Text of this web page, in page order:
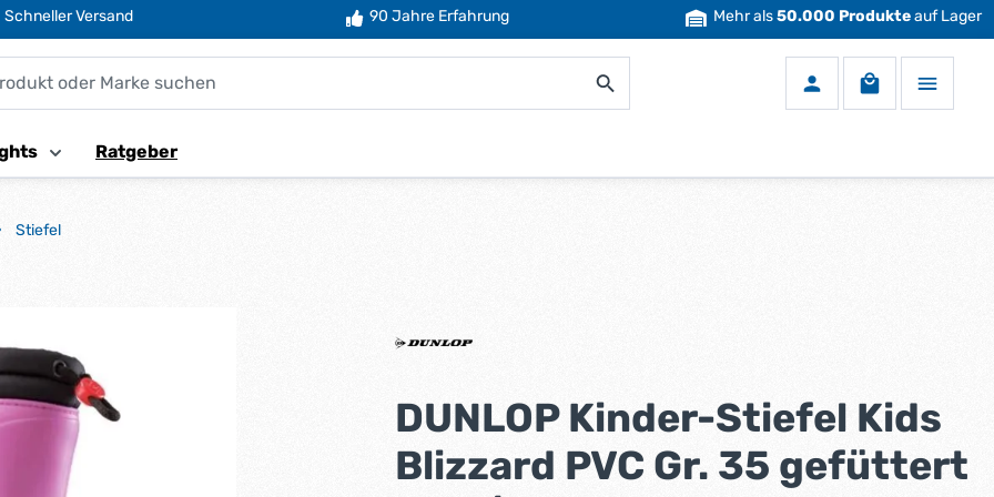
Schneller Versand 90 Jahre Erfahrung Mehr als50.000 Produkteauf Lager
Warenkorb
Ratgeber
Stiefel
DUNLOP Kinder-Stiefel Kids
Blizzard PVC Gr. 35 gefüttert